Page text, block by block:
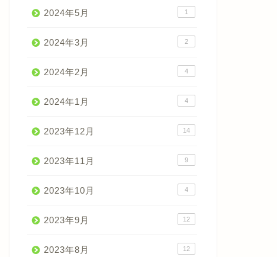
2024年5月 1
2024年3月 2
2024年2月 4
2024年1月 4
2023年12月 14
2023年11月 9
2023年10月 4
2023年9月 12
2023年8月 12